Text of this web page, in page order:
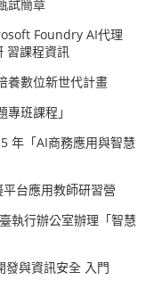
試簡章
Foundry AI代理
習課程資訊
養數位新世代計畫
班課程」
年「AI商務應用與智慧
台應用教師研習營
執行辦公室辦理「智慧
與資訊安全 入門